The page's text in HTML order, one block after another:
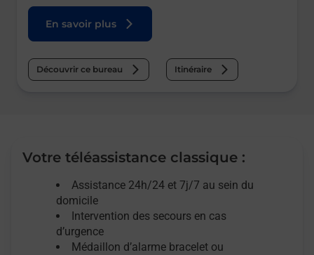
En savoir plus
Découvrir ce bureau Itinéraire
Votre téléassistance classique :
Assistance 24h/24 et 7j/7 au sein du
domicile
Intervention des secours en cas
d’urgence
Médaillon d’alarme bracelet ou